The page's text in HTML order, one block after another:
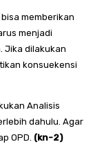
memberikan
menjadi
Jika dilakukan
konsuekensi
Analisis
dahulu. Agar
OPD. (kn-2)